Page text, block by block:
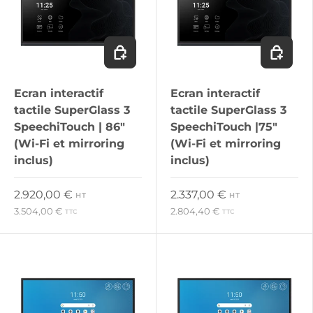
Ecran interactif
tactile SuperGlass 3
SpeechiTouch | 86"
(Wi-Fi et mirroring
inclus)
Prix habituel
2.920,00 € HT
3.504,00 € TTC
Ajouter au panier
Ecran interactif
tactile SuperGlass 3
SpeechiTouch |75"
(Wi-Fi et mirroring
inclus)
Prix habituel
2.337,00 € HT
2.804,40 € TTC
Ajouter